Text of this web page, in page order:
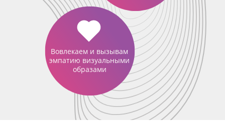
Вовлекаем и вызывам
эмпатию визуальными
образами